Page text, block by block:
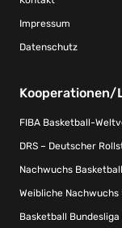
Impressum
Datenschutz
Kooperationen/
FIBA Basketball-
DRS – Deutscher
Nachwuchs
Weibliche
Basketball